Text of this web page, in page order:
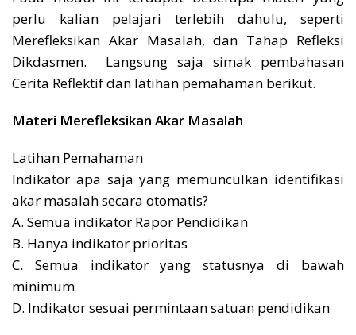
perlu kalian pelajari terlebih dahulu, seperti
Merefleksikan Akar Masalah, dan Tahap Refleksi
Dikdasmen. Langsung saja simak pembahasan
Cerita Reflektif dan latihan pemahaman berikut.
Materi Merefleksikan Akar Masalah
Latihan Pemahaman
Indikator apa saja yang memunculkan identifikasi
akar masalah secara otomatis?
A. Semua indikator Rapor Pendidikan
B. Hanya indikator prioritas
C. Semua indikator yang statusnya di bawah
minimum
D. Indikator sesuai permintaan satuan pendidikan